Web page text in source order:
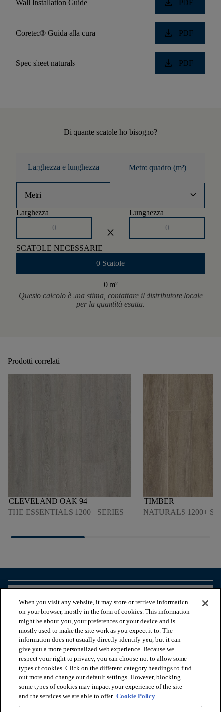
Wall Installation Guide download PDF
Coretec® Guida alla cura download PDF
Spec sheet naturals download PDF
Di quante scatole ho bisogno?
Larghezza e lunghezza Metro quadro (m²)
Metri keyboard_arrow_down
Larghezza
close
Lunghezza
SCATOLE NECESSARIE
0 Scatole
0 m²
Questo calcolo è una stima, contattare il distributore locale
per la quantità esatta.
Prodotti correlati
CLEVELAND OAK 94
THE ESSENTIALS 1200+ SERIES
TIMBER
NATURALS 1200+
STRUMENTI UTILI
I NOSTRI SERVIZI
CHI SIAMO
When you visit any website, it may store or retrieve information
on your browser, mostly in the form of cookies. This information
might be about you, your preferences or your device and is
mostly used to make the site work as you expect it to. The
information does not usually directly identify you, but it can
give you a more personalized web experience. Because we
respect your right to privacy, you can choose not to allow some
types of cookies. Click on the different category headings to find
out more and change our default settings. However, blocking
some types of cookies may impact your experience of the site
and the services we are able to offer. Cookie Policy